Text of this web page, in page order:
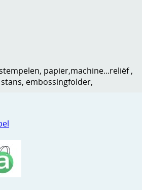
papier,machine...reliëf ,
embossingfolder,